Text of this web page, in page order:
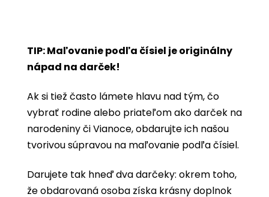
TIP: Maľovanie podľa čísiel je originálny
nápad na darček!
Ak si tiež často lámete hlavu nad tým, čo
vybrať rodine alebo priateľom ako darček na
narodeniny či Vianoce, obdarujte ich našou
tvorivou súpravou na maľovanie podľa čísiel.
Darujete tak hneď dva darčeky: okrem toho,
že obdarovaná osoba získa krásny doplnok